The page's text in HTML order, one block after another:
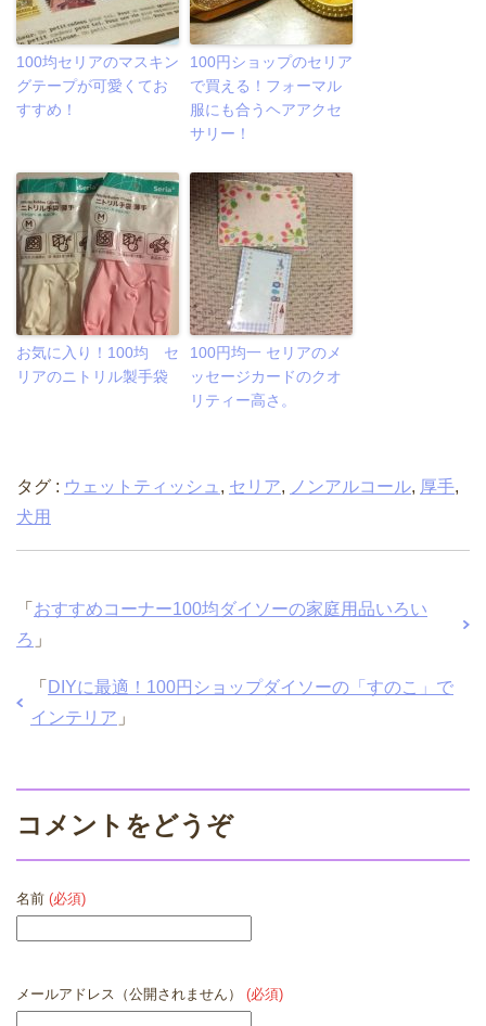
100均セリアのマスキン
グテープが可愛くてお
すすめ！
100円ショップのセリア
で買える！フォーマル
服にも合うヘアアクセ
サリー！
お気に入り！100均 セ
リアのニトリル製手袋
100円均一 セリアのメ
ッセージカードのクオ
リティー高さ。
タグ : ウェットティッシュ , セリア, ノンアルコール, 厚手,
犬用
「 おすすめコーナー100均ダイソーの家庭用品いろい
ろ 」
「 DIYに最適！100円ショップダイソーの「すのこ」で
インテリア 」
コメントをどうぞ
名前 (必須)
メールアドレス（公開されません） (必須)